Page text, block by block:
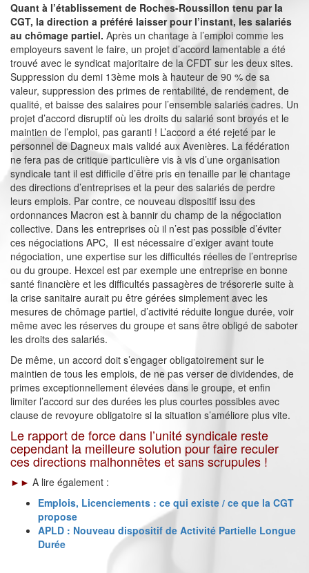
Quant à l’établissement de Roches-Roussillon tenu par la
CGT, la direction a préféré laisser pour l’instant, les salariés
au chômage partiel. Après un chantage à l’emploi comme les
employeurs savent le faire, un projet d’accord lamentable a été
trouvé avec le syndicat majoritaire de la CFDT sur les deux sites.
Suppression du demi 13ème mois à hauteur de 90 % de sa
valeur, suppression des primes de rentabilité, de rendement, de
qualité, et baisse des salaires pour l’ensemble salariés cadres. Un
projet d’accord disruptif où les droits du salarié sont broyés et le
maintien de l’emploi, pas garanti ! L’accord a été rejeté par le
personnel de Dagneux mais validé aux Avenières. La fédération
ne fera pas de critique particulière vis à vis d’une organisation
syndicale tant il est difficile d’être pris en tenaille par le chantage
des directions d’entreprises et la peur des salariés de perdre
leurs emplois. Par contre, ce nouveau dispositif issu des
ordonnances Macron est à bannir du champ de la négociation
collective. Dans les entreprises où il n’est pas possible d’éviter
ces négociations APC, Il est nécessaire d’exiger avant toute
négociation, une expertise sur les difficultés réelles de l’entreprise
ou du groupe. Hexcel est par exemple une entreprise en bonne
santé financière et les difficultés passagères de trésorerie suite à
la crise sanitaire aurait pu être gérées simplement avec les
mesures de chômage partiel, d’activité réduite longue durée, voir
même avec les réserves du groupe et sans être obligé de saboter
les droits des salariés.
De même, un accord doit s’engager obligatoirement sur le
maintien de tous les emplois, de ne pas verser de dividendes, de
primes exceptionnellement élevées dans le groupe, et enfin
limiter l’accord sur des durées les plus courtes possibles avec
clause de revoyure obligatoire si la situation s’améliore plus vite.
Le rapport de force dans l’unité syndicale reste
cependant la meilleure solution pour faire reculer
ces directions malhonnêtes et sans scrupules !
►► A lire également :
Emplois, Licenciements : ce qui existe / ce que la CGT
propose
APLD : Nouveau dispositif de Activité Partielle Longue
Durée